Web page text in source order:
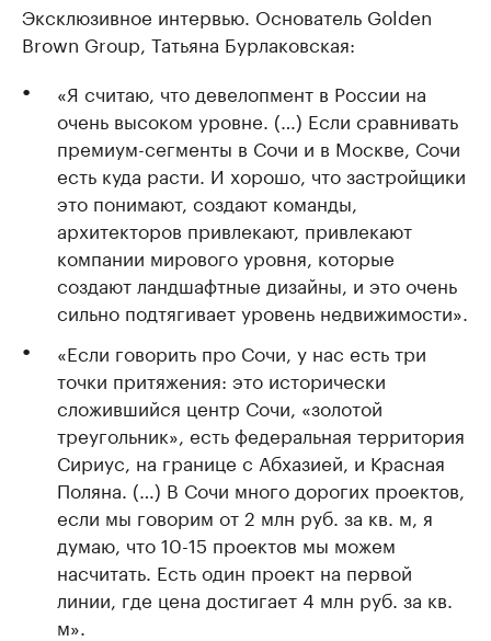
Эксклюзивное интервью. Основатель Golden
Brown Group, Татьяна Бурлаковская:
«Я считаю, что девелопмент в России на
очень высоком уровне. (…) Если сравнивать
премиум-сегменты в Сочи и в Москве, Сочи
есть куда расти. И хорошо, что застройщики
это понимают, создают команды,
архитекторов привлекают, привлекают
компании мирового уровня, которые
создают ландшафтные дизайны, и это очень
сильно подтягивает уровень недвижимости».
«Если говорить про Сочи, у нас есть три
точки притяжения: это исторически
сложившийся центр Сочи, «золотой
треугольник», есть федеральная территория
Сириус, на границе с Абхазией, и Красная
Поляна. (…) В Сочи много дорогих проектов,
если мы говорим от 2 млн руб. за кв. м, я
думаю, что 10-15 проектов мы можем
насчитать. Есть один проект на первой
линии, где цена достигает 4 млн руб. за кв.
м».